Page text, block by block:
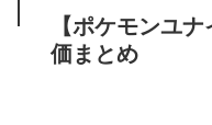
【ポケモンユ
価まとめ